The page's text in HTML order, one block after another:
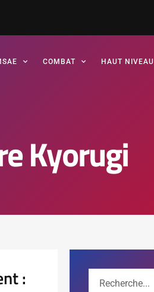
COMBAT HAUT NIVEAU
Kyorugi
: